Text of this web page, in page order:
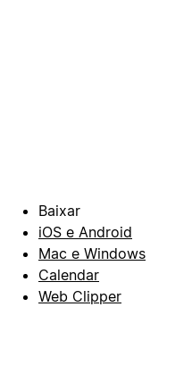
Baixar
iOS e Android
Mac e Windows
Calendar
Web Clipper